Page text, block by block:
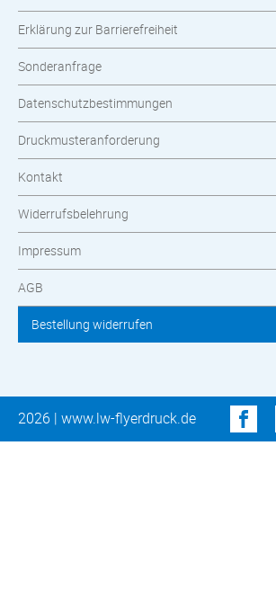
Erklärung zur Barrierefreiheit
Sonderanfrage
Datenschutzbestimmungen
Druckmusteranforderung
Kontakt
Widerrufsbelehrung
Impressum
AGB
Bestellung widerrufen
2026 | www.lw-flyerdruck.de